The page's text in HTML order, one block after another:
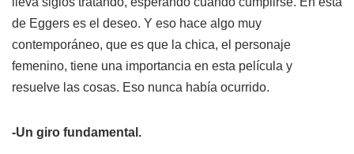
de Eggers es el deseo. Y eso hace algo muy
contemporáneo, que es que la chica, el personaje
femenino, tiene una importancia en esta película y
resuelve las cosas. Eso nunca había ocurrido.
-Un giro fundamental.